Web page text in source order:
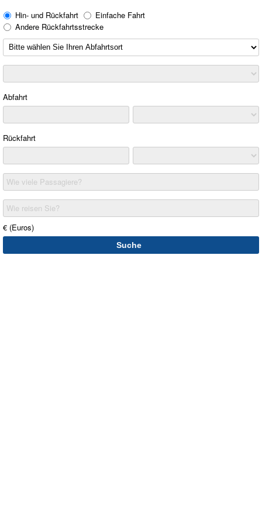
Hin- und Rückfahrt
Einfache Fahrt
Andere Rückfahrtsstrecke
Abfahrt
Rückfahrt
Wie viele Passagiere?
Wie reisen Sie?
€ (Euros)
Suche